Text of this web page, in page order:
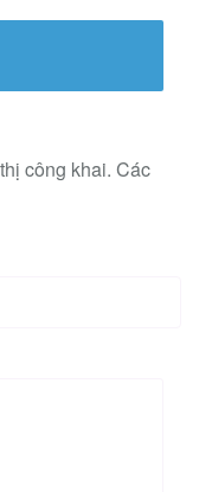
công khai. Các